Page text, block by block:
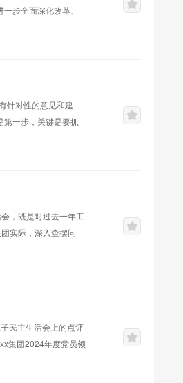
步全面深化改革、
不够深入。虽然能
针对性的意见和建
第一步，关键是要抓
别是在理论学习、
，既是对过去一年工
实际，深入查摆问
共勉。一、会议总
民主生活会上的点评
集团2024年度党员领
刃向内的勇气和真